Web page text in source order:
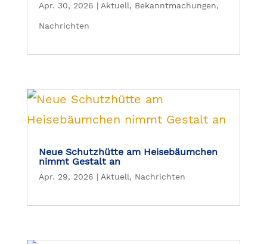
Apr. 30, 2026 | Aktuell, Bekanntmachungen,
Nachrichten
Neue Schutzhütte am Heisebäumchen
nimmt Gestalt an
Apr. 29, 2026 | Aktuell, Nachrichten